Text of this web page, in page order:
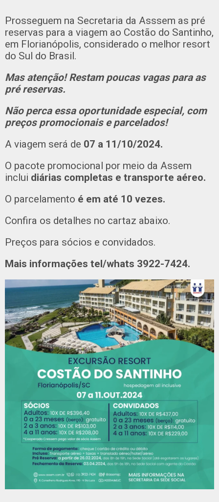
Prosseguem na Secretaria da Asssem as pré
reservas para a viagem ao Costão do Santinho,
em Florianópolis, considerado o melhor resort
do Sul do Brasil.
Mas atenção! Restam poucas vagas para as
pré reservas.
Não perca essa oportunidade especial, com
preços promocionais e parcelados!
A viagem será de 07 a 11/10/2024.
O pacote promocional por meio da Assem
inclui diárias completas e transporte aéreo.
O parcelamento é em até 10 vezes.
Confira os detalhes no cartaz abaixo.
Preços para sócios e convidados.
Mais informações tel/whats 3922-7424.